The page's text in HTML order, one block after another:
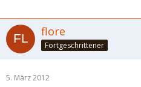
flore
Fortgeschrittener
5. März 2012